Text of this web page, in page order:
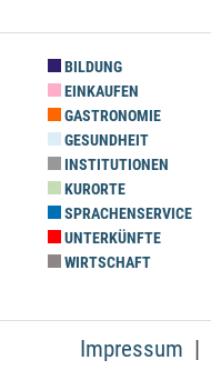
BILDUNG
EINKAUFEN
GASTRONOMIE
GESUNDHEIT
INSTITUTIONEN
KURORTE
SPRACHENSERVICE
UNTERKÜNFTE
WIRTSCHAFT
Impressum